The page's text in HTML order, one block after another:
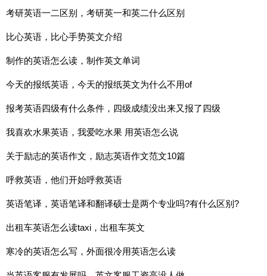
考研英语一二区别，考研英一和英二什么区别
比心英语，比心手势英文介绍
制作的英语怎么读，制作英文单词
今天的报纸英语，今天的报纸英文为什么不用of
报考英语四级有什么条件，四级成绩没出来又报了四级
我喜欢水果英语，我爱吃水果 用英语怎么说
关于励志的英语作文，励志英语作文范文10篇
呼救英语，他们开始呼救英语
英语笔译，英语笔译和翻译硕士是两个专业吗?有什么区别?
出租车英语怎么读taxi，出租车英文
寒冷的英语怎么写，外面很冷用英语怎么读